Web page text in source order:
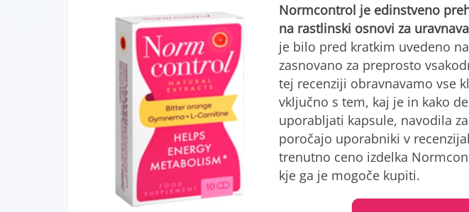
Normcontrol je edinstveno
na rastlinski osnovi za
je bilo pred kratkim uvedeno
zasnovano za preprosto
tej recenziji obravnavamo vse
vključno s tem, kaj je in kako
uporabljati kapsule, navodila
poročajo uporabniki v
trenutno ceno izdelka
kje ga je mogoče kupiti.